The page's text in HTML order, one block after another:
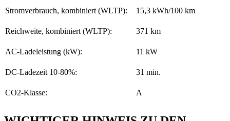
Stromverbrauch, kombiniert (WLTP): 15,3 kWh/100 km
Reichweite, kombiniert (WLTP): 371 km
AC-Ladeleistung (kW): 11 kW
DC-Ladezeit 10-80%: 31 min.
CO2-Klasse: A